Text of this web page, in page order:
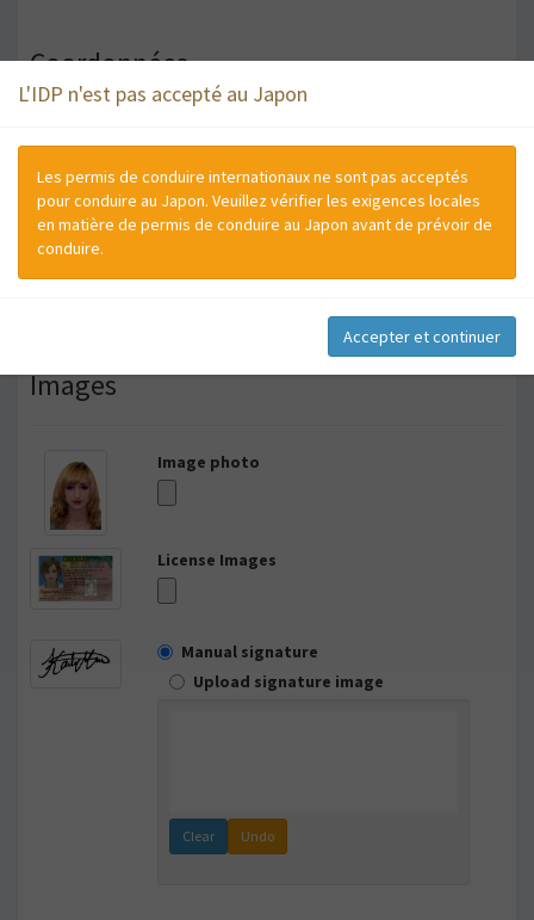
L'IDP n'est pas accepté au Japon
Les permis de conduire internationaux ne sont pas acceptés
pour conduire au Japon. Veuillez vérifier les exigences locales
en matière de permis de conduire au Japon avant de prévoir de
conduire.
Accepter et continuer
Coordonnées
Images
Image photo
License Images
Manual signature
Upload signature image
Clear Undo